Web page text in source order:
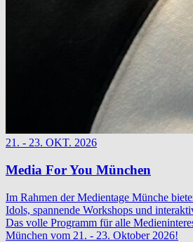
21. - 23. OKT. 2026
Media For You München
Im Rahmen der Medientage Münche
Idols, spannende Workshops und
Das volle Programm für alle
München vom 21. - 23. Oktober 2026!